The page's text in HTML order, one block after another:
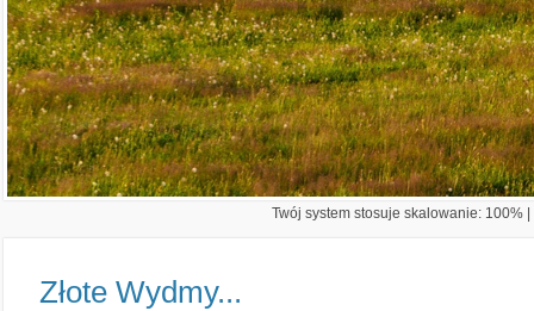
Twój system stosuje skalowanie: 100%
Złote Wydmy...